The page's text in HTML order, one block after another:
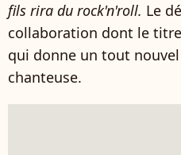
fils rira du rock'n'roll. Le
collaboration dont le titre
qui donne un tout
chanteuse.